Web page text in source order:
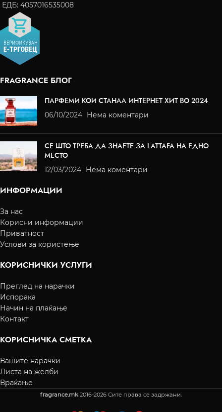
ЕДБ: 4057016535008
FRAGRANCE БЛОГ
ПАРФЕМИ КОИ СТАНАА ИНТЕРНЕТ ХИТ ВО 2024
06/10/2024 Нема коментари
СЕ ШТО ТРЕБА ДА ЗНАЕТЕ ЗА LATTAFA НА ЕДНО
МЕСТО
12/03/2024 Нема коментари
ИНФОРМАЦИИ
За нас
Корисни информации
Приватност
Услови за користење
КОРИСНИЧКИ УСЛУГИ
Преглед на нарачки
Испорака
Начин на плаќање
Контакт
КОРИСНИЧКА СМЕТКА
Вашите нарачки
Листа на желби
Враќање
fragrance.mk 2016-2026 Сите права се задржани.